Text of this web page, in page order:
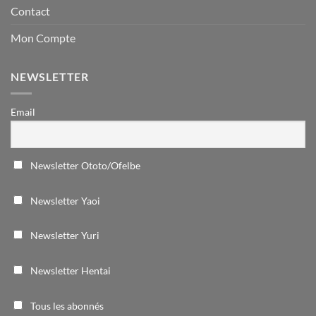
Contact
Mon Compte
NEWSLETTER
Email
Newsletter Ototo/Ofelbe
Newsletter Yaoi
Newsletter Yuri
Newsletter Hentai
Tous les abonnés